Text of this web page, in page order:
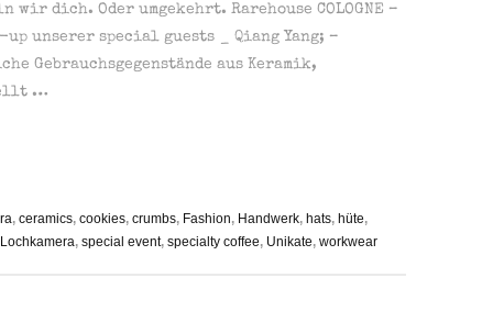
wir dich. Oder umgekehrt. Rarehouse COLOGNE –
unserer special guests _ Qiang Yang; –
Gebrauchsgegenstände aus Keramik,
…
, ceramics, cookies, crumbs, Fashion, Handwerk, hats, hüte,
Lochkamera, special event, specialty coffee, Unikate, workwear